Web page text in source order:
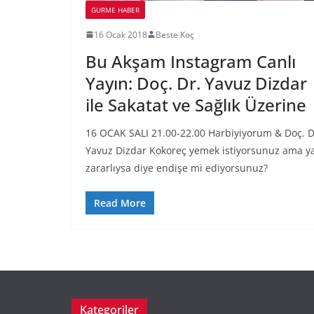
GURME HABER
16 Ocak 2018 Beste Koç
Bu Akşam Instagram Canlı
Yayın: Doç. Dr. Yavuz Dizdar
ile Sakatat ve Sağlık Üzerine
16 OCAK SALI 21.00-22.00 Harbiyiyorum & Doç.
Yavuz Dizdar Kokoreç yemek istiyorsunuz ama
zararlıysa diye endişe mi ediyorsunuz?
Read More
Kategoriler